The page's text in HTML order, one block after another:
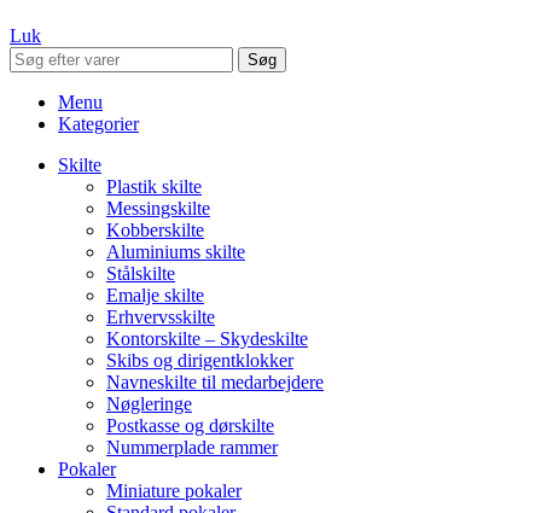
Luk
Søg
Menu
Kategorier
Skilte
Plastik skilte
Messingskilte
Kobberskilte
Aluminiums skilte
Stålskilte
Emalje skilte
Erhvervsskilte
Kontorskilte – Skydeskilte
Skibs og dirigentklokker
Navneskilte til medarbejdere
Nøgleringe
Postkasse og dørskilte
Nummerplade rammer
Pokaler
Miniature pokaler